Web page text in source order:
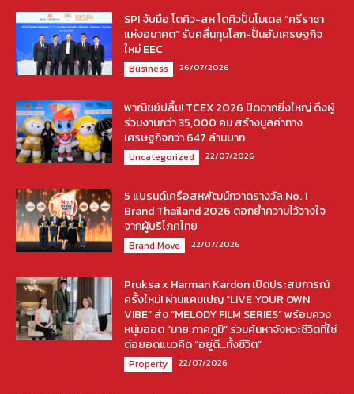
SPI จับมือ โตคิว-สห โตคิวปั้นโมเดล “ศรีราชา
แห่งอนาคต” รับคลื่นทุนโลก-ปั้นฮับเศรษฐกิจ
ใหม่ EEC
Business 26/07/2026
พาณิชย์ปลื้ม! TCEX 2026 ปิดฉากยิ่งใหญ่ ดึงผู้
ร่วมงานกว่า 35,000 คน สร้างมูลค่าทาง
เศรษฐกิจกว่า 647 ล้านบาท
Uncategorized 22/07/2026
5 แบรนด์เครือสหพัฒน์กวาดรางวัล No. 1
Brand Thailand 2026 ตอกย้ำความไว้วางใจ
จากผู้บริโภคไทย
Brand Move 22/07/2026
Pruksa x Harman Kardon เปิดประสบการณ์
ครั้งใหม่! ผ่านแคมเปญ “LIVE YOUR OWN
VIBE” ส่ง “MELODY FILM SERIES” พร้อมควง
หนุ่มฮอต “มาย ภาคภูมิ” ร่วมค้นหาจังหวะชีวิตที่ใช่
ต่อยอดแนวคิด “อยู่ดี…ทั้งชีวิต”
Property 22/07/2026